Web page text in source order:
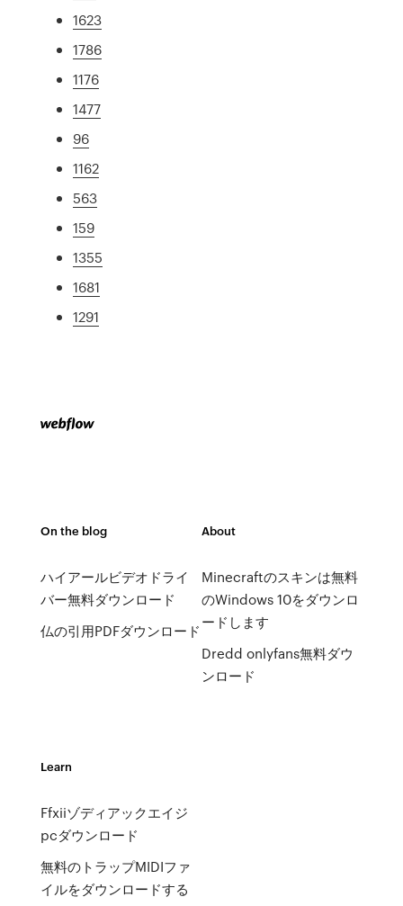
1623
1786
1176
1477
96
1162
563
159
1355
1681
1291
On the blog
ハイアールビデオドライ
バー無料ダウンロード
仏の引用PDFダウンロード
About
Minecraftのスキンは無料
のWindows 10をダウンロ
ードします
Dredd onlyfans無料ダウ
ンロード
Learn
Ffxiiゾディアックエイジ
pcダウンロード
無料のトラップMIDIファ
イルをダウンロードする